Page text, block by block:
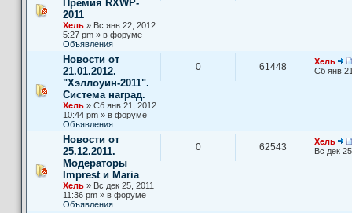
Премия RXWP-
2011
Хель » Вс янв 22, 2012
5:27 pm » в форуме
Объявления
Новости от
21.01.2012.
"Хэллоуин-2011".
Система наград.
Хель » Сб янв 21, 2012
10:44 pm » в форуме
Объявления
0 61448
Хель
Сб янв
Новости от
25.12.2011.
Модераторы
Imprest и Maria
Хель » Вс дек 25, 2011
11:36 pm » в форуме
Объявления
0 62543
Хель
Вс дек